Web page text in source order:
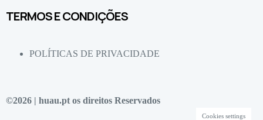
TERMOS E CONDIÇÕES
POLÍTICAS DE PRIVACIDADE
©2026 | huau.pt os direitos Reservados
Cookies settings